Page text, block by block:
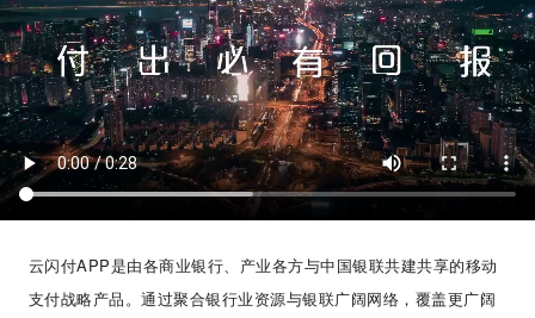
云闪付APP是由各商业银行、产业各方与中国银联共建共享的移动
支付战略产品。通过聚合银行业资源与银联广阔网络，覆盖更广阔